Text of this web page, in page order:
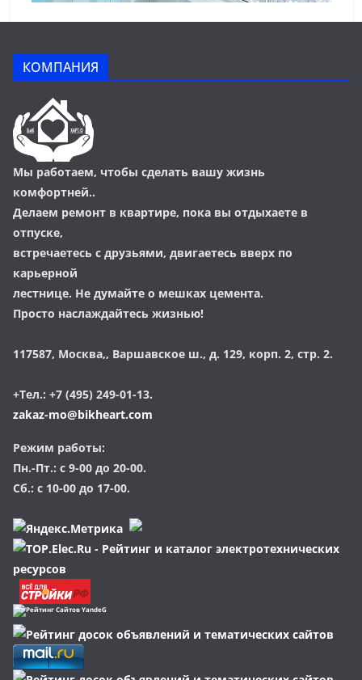
КОМПАНИЯ
Мы работаем, чтобы сделать вашу жизнь
комфортней..
Делаем ремонт в квартире, пока вы отдыхаете в
отпуске,
встречаетесь с друзьями, двигаетесь вверх по
карьерной
лестнице. Не думайте о мешках цемента.
Просто наслаждайтесь жизнью!
117587, Москва,, Варшавское ш., д. 129, корп. 2, стр. 2.
+Тел.: +7 (495) 249-01-13.
zakaz-mo@bikheart.com
Режим работы:
Пн.-Пт.: с 9-00 до 20-00.
Сб.: с 10-00 до 17-00.